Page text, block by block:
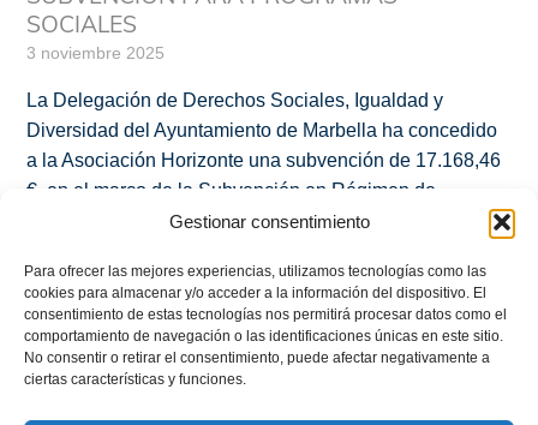
Gestionar consentimiento
Para ofrecer las mejores experiencias, utilizamos tecnologías como las
cookies para almacenar y/o acceder a la información del dispositivo. El
consentimiento de estas tecnologías nos permitirá procesar datos como el
comportamiento de navegación o las identificaciones únicas en este sitio.
No consentir o retirar el consentimiento, puede afectar negativamente a
ciertas características y funciones.
SOCIALES
3 noviembre 2025
La Delegación de Derechos Sociales, Igualdad y
Diversidad del Ayuntamiento de Marbella ha concedido
a la Asociación Horizonte una subvención de 17.168,46
€, en el marco de la Subvención en Régimen de
Concurrencia Competitiva para Asociaciones –
ayuda permitirá reforzar dos programas fundamentales
que la entidad desarrolla en el […]
Más